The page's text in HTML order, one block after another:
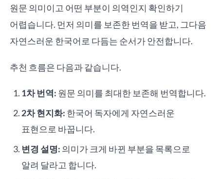
원문 의미이고 어떤 부분이 의역인지 확인하기
어렵습니다. 먼저 의미를 보존한 번역을 받고, 그다음
자연스러운 한국어로 다듬는 순서가 안전합니다.
추천 흐름은 다음과 같습니다.
1차 번역: 원문 의미를 최대한 보존해 번역합니다.
2차 현지화: 한국어 독자에게 자연스러운
표현으로 바꿉니다.
변경 설명: 의미가 크게 바뀐 부분을 목록으로
알려 달라고 합니다.